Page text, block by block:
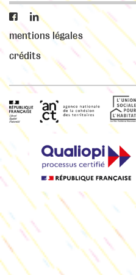
 
mentions légales
crédits